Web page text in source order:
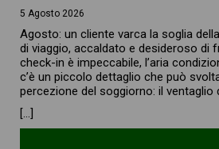
5 Agosto 2026
Agosto: un cliente varca la soglia
di viaggio, accaldato e desideroso di
check-in è impeccabile, l’aria
c’è un piccolo dettaglio che può
percezione del soggiorno: il ventaglio
[…]